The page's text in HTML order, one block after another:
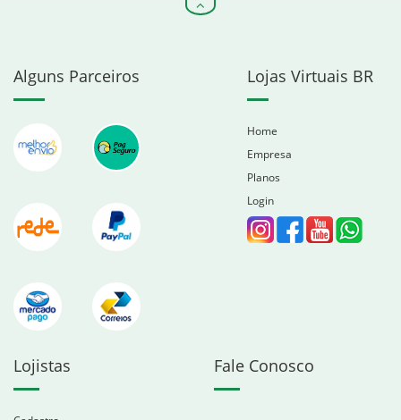
Alguns Parceiros Lojas Virtuais BR
Home
Empresa
Planos
Login
Lojistas Fale Conosco